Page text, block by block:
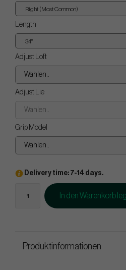
Length
Adjust Loft
Wählen..
Adjust Lie
Wählen..
Grip Model
Wählen..
Delivery time: 7-14 days.
In den Warenkorb
Produktinformationen